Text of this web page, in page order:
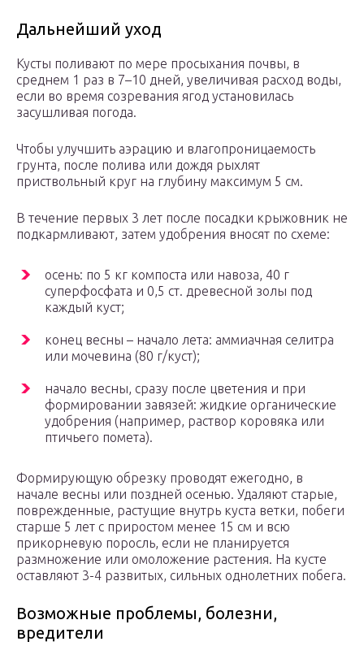
Дальнейший уход
Кусты поливают по мере просыхания почвы, в
среднем 1 раз в 7–10 дней, увеличивая расход воды,
если во время созревания ягод установилась
засушливая погода.
Чтобы улучшить аэрацию и влагопроницаемость
грунта, после полива или дождя рыхлят
приствольный круг на глубину максимум 5 см.
В течение первых 3 лет после посадки крыжовник не
подкармливают, затем удобрения вносят по схеме:
осень: по 5 кг компоста или навоза, 40 г
суперфосфата и 0,5 ст. древесной золы под
каждый куст;
конец весны – начало лета: аммиачная селитра
или мочевина (80 г/куст);
начало весны, сразу после цветения и при
формировании завязей: жидкие органические
удобрения (например, раствор коровяка или
птичьего помета).
Формирующую обрезку проводят ежегодно, в
начале весны или поздней осенью. Удаляют старые,
поврежденные, растущие внутрь куста ветки, побеги
старше 5 лет с приростом менее 15 см и всю
прикорневую поросль, если не планируется
размножение или омоложение растения. На кусте
оставляют 3-4 развитых, сильных однолетних побега.
Возможные проблемы, болезни,
вредители